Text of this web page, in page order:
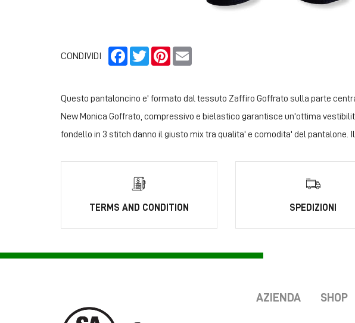
CONDIVIDI Facebook
TwitterPinterest
Questo pantaloncino e' formato dal tessuto Zaffiro Goffrato sulla parte
New Monica Goffrato, compressivo e bielastico garantisce un'ottima
fondello in 3 stitch danno il giusto mix tra qualita' e comodita' del pantalone.
TERMS AND CONDITION SPEDIZIONI
AZIENDA SHOP